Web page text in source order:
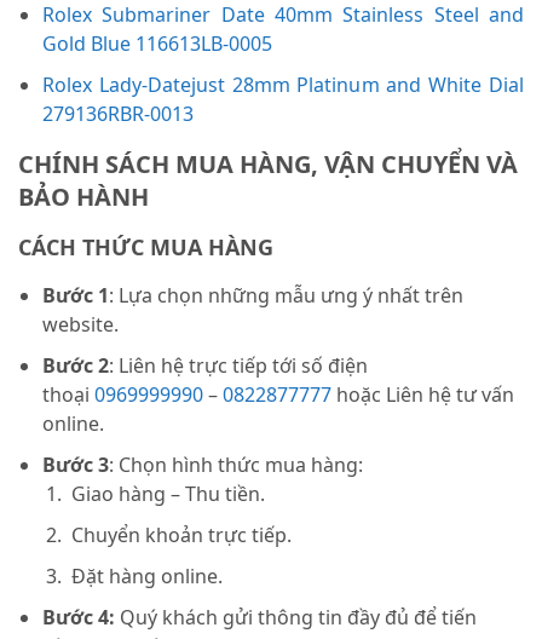
Rolex Submariner Date 40mm Stainless Steel and
Gold Blue 116613LB-0005
Rolex Lady-Datejust 28mm Platinum and White Dial
279136RBR-0013
CHÍNH SÁCH MUA HÀNG, VẬN CHUYỂN VÀ
BẢO HÀNH
CÁCH THỨC MUA HÀNG
Bước 1: Lựa chọn những mẫu ưng ý nhất trên
website.
Bước 2: Liên hệ trực tiếp tới số điện
thoại 0969999990–0822877777 hoặc Liên hệ tư vấn
online.
Bước 3: Chọn hình thức mua hàng:
Giao hàng – Thu tiền.
Chuyển khoản trực tiếp.
Đặt hàng online.
Bước 4: Quý khách gửi thông tin đầy đủ để tiến